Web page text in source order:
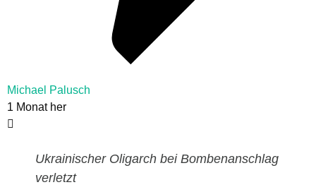
Michael Palusch
1 Monat her
Ukrainischer Oligarch bei Bombenanschlag
verletzt